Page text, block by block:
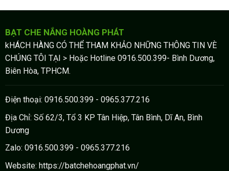
BẠT CHE NẮNG HOÀNG PHÁT
kHÁCH HÀNG CÓ THỂ THAM KHẢO NHỮNG THÔNG TIN VÈ
CHÚNG TÔI TẠI > Hoặc Hotline 0916.500.399- Bình Dương,
Biên Hòa, TPHCM.
Điện thoại: 0916.500.399 - 0965.377.216
Địa Chỉ: Số 62/3, Tổ 3 KP Tân Hiệp, Tân Bình, Dĩ An, Bình
Dương
Zalo: 0916.500.399 - 0965.377.216
Website: https://batchehoangphat.vn/